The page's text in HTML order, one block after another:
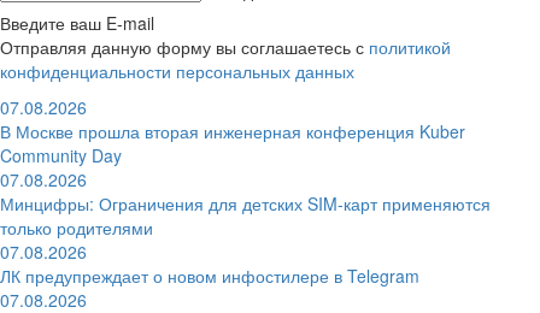
Введите ваш E-mail
Отправляя данную форму вы соглашаетесь с политикой
конфиденциальности персональных данных
07.08.2026
В Москве прошла вторая инженерная конференция Kuber
Community Day
07.08.2026
Минцифры: Ограничения для детских SIM-карт применяются
только родителями
07.08.2026
ЛК предупреждает о новом инфостилере в Telegram
07.08.2026